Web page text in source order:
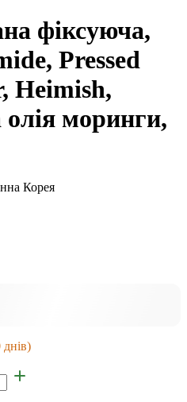
фіксуюча,
Pressed
Heimish,
моринги,
Корея
днів)